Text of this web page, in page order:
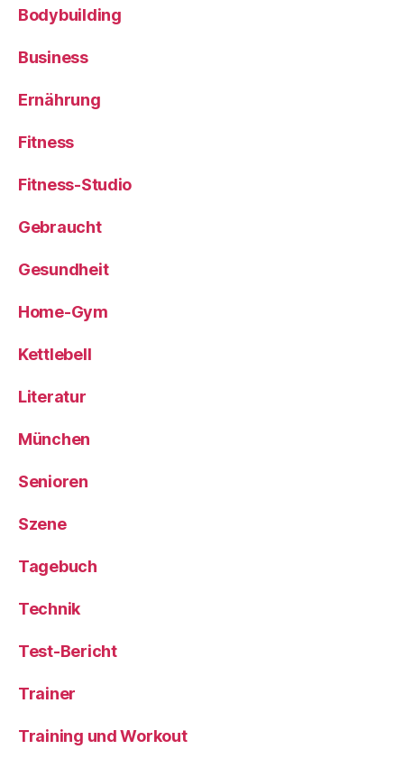
Bodybuilding
Business
Ernährung
Fitness
Fitness-Studio
Gebraucht
Gesundheit
Home-Gym
Kettlebell
Literatur
München
Senioren
Szene
Tagebuch
Technik
Test-Bericht
Trainer
Training und Workout